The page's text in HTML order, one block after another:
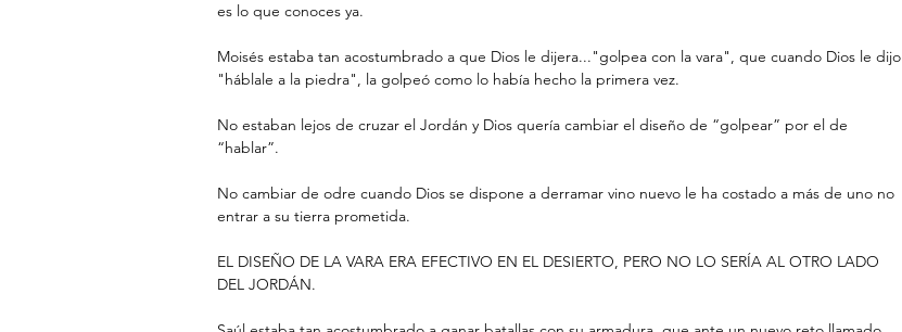
es lo que conoces ya.
Moisés estaba tan acostumbrado a que Dios le dijera..."golpea con la vara", que cuando Dios le dijo
"háblale a la piedra", la golpeó como lo había hecho la primera vez.
No estaban lejos de cruzar el Jordán y Dios quería cambiar el diseño de “golpear” por el de
“hablar”.
No cambiar de odre cuando Dios se dispone a derramar vino nuevo le ha costado a más de uno no
entrar a su tierra prometida.
EL DISEÑO DE LA VARA ERA EFECTIVO EN EL DESIERTO, PERO NO LO SERÍA AL OTRO LADO
DEL JORDÁN.